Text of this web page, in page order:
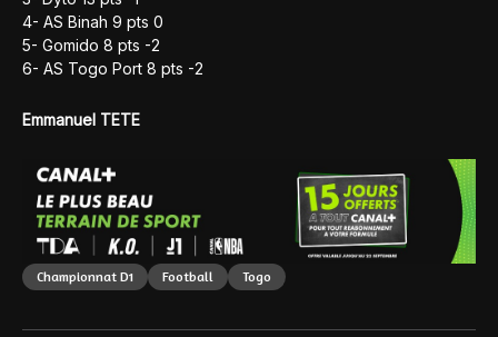
4- AS Binah 9 pts 0
5- Gomido 8 pts -2
6- AS Togo Port 8 pts -2
Emmanuel TETE
Championnat D1 Football Togo